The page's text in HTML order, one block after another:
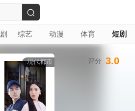
综艺 动漫 体育 短剧
搜
索
现代都市 评分 3.0